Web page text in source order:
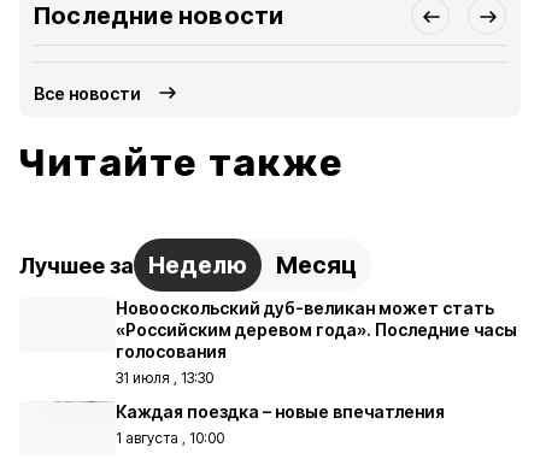
Последние новости
Все новости
Читайте также
Лучшее за Неделю Месяц
Новооскольский дуб-великан может стать
«Российским деревом года». Последние часы
голосования
31 июля , 13:30
Каждая поездка – новые впечатления
1 августа , 10:00